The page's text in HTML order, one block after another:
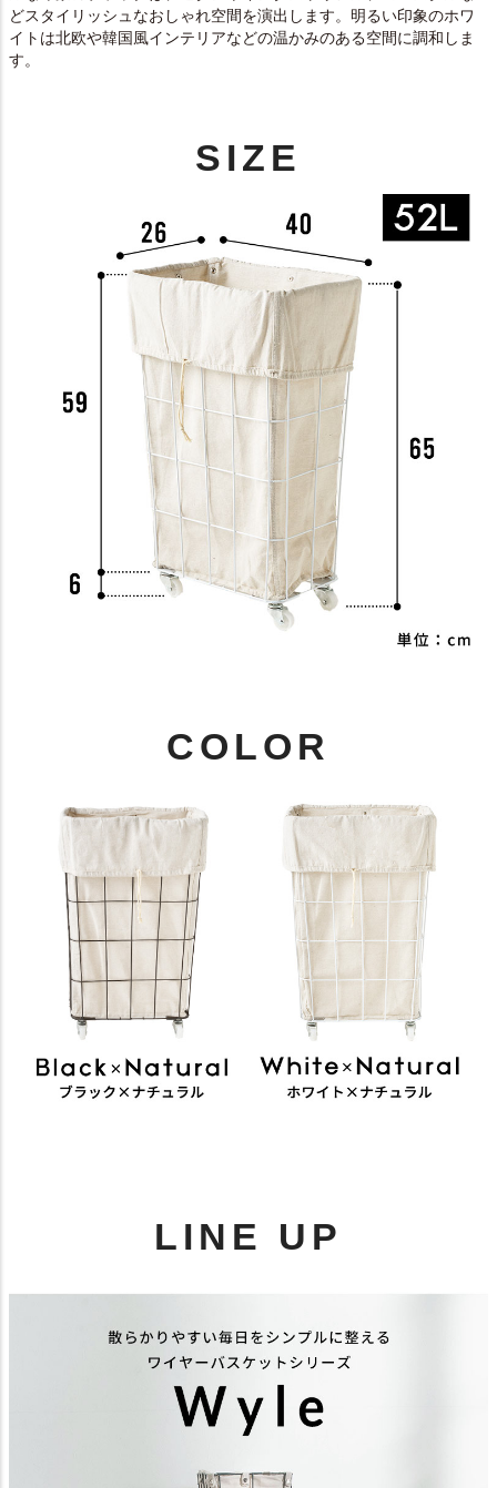
どスタイリッシュなおしゃれ空間を演出します。明るい印象のホワ
イトは北欧や韓国風インテリアなどの温かみのある空間に調和しま
す。
SIZE
COLOR
LINE UP